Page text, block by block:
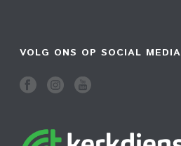
VOLG ONS OP SOCIAL MEDIA